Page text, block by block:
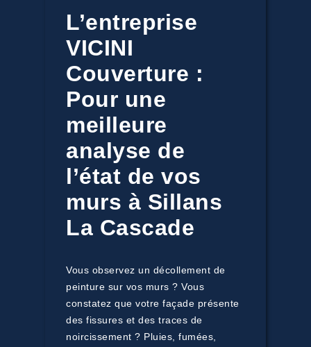
L’entreprise
VICINI
Couverture :
Pour une
meilleure
analyse de
l’état de vos
murs à Sillans
La Cascade
Vous observez un décollement de
peinture sur vos murs ? Vous
constatez que votre façade présente
des fissures et des traces de
noircissement ? Pluies, fumées,